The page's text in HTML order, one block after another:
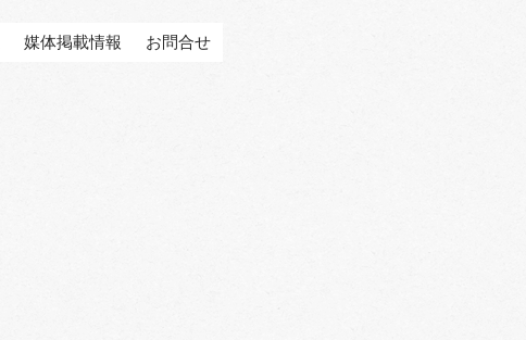
媒体掲載情報 お問合せ